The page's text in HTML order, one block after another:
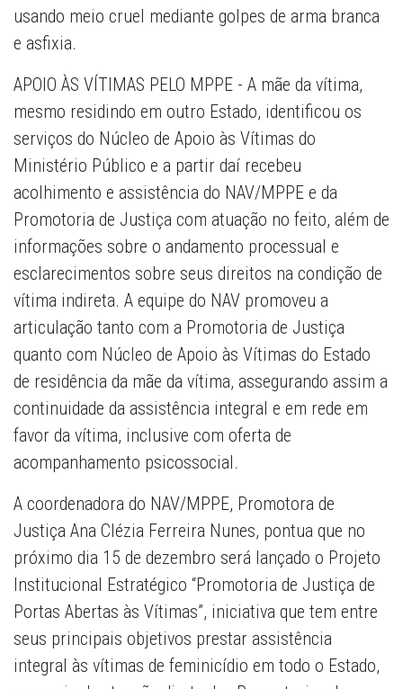
usando meio cruel mediante golpes de arma branca
e asfixia.
APOIO ÀS VÍTIMAS PELO MPPE - A mãe da vítima,
mesmo residindo em outro Estado, identificou os
serviços do Núcleo de Apoio às Vítimas do
Ministério Público e a partir daí recebeu
acolhimento e assistência do NAV/MPPE e da
Promotoria de Justiça com atuação no feito, além de
informações sobre o andamento processual e
esclarecimentos sobre seus direitos na condição de
vítima indireta. A equipe do NAV promoveu a
articulação tanto com a Promotoria de Justiça
quanto com Núcleo de Apoio às Vítimas do Estado
de residência da mãe da vítima, assegurando assim a
continuidade da assistência integral e em rede em
favor da vítima, inclusive com oferta de
acompanhamento psicossocial.
A coordenadora do NAV/MPPE, Promotora de
Justiça Ana Clézia Ferreira Nunes, pontua que no
próximo dia 15 de dezembro será lançado o Projeto
Institucional Estratégico “Promotoria de Justiça de
Portas Abertas às Vítimas”, iniciativa que tem entre
seus principais objetivos prestar assistência
integral às vítimas de feminicídio em todo o Estado,